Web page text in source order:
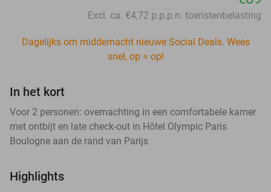
Excl. ca. €4,72 p.p.p.n. toeristenbelasting
Dagelijks om middernacht nieuwe Social Deals. Wees
snel, op = op!
In het kort
Voor 2 personen: overnachting in een comfortabele kamer
met ontbijt en late check-out in Hôtel Olympic Paris
Boulogne aan de rand van Parijs
Highlights